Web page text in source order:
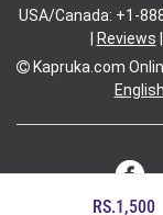
RS.1,500
USA/Canada: +1-
Reviews
Kapruka.com
English